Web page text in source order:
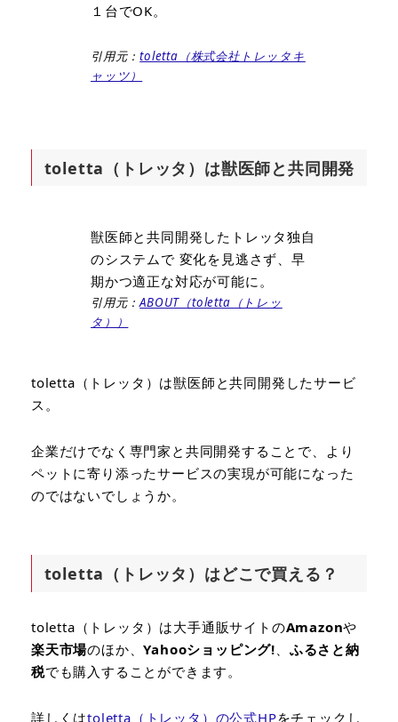
１台でOK。
引用元：toletta（株式会社トレッタキ
ャッツ）
toletta（トレッタ）は獣医師と共同開発
獣医師と共同開発したトレッタ独自
のシステムで 変化を見逃さず、早
期かつ適正な対応が可能に。
引用元：ABOUT（toletta（トレッ
タ））
toletta（トレッタ）は獣医師と共同開発したサービ
ス。
企業だけでなく専門家と共同開発することで、より
ペットに寄り添ったサービスの実現が可能になった
のではないでしょうか。
toletta（トレッタ）はどこで買える？
toletta（トレッタ）は大手通販サイトのAmazonや
楽天市場のほか、Yahooショッピング!
ふるさと納
税でも購入することができます。
詳しくはtoletta（トレッタ）の公式HPをチェックし